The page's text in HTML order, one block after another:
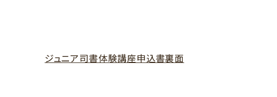
ジュニア司書体験講座申込書裏面